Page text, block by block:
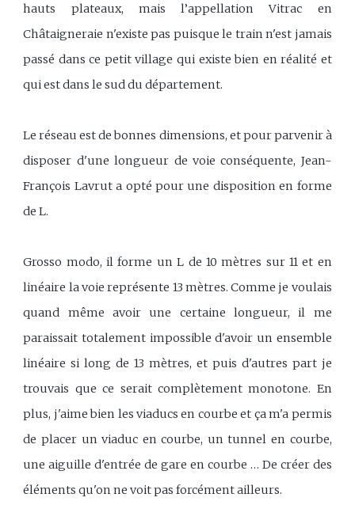
hauts plateaux, mais l’appellation Vitrac en
Châtaigneraie n'existe pas puisque le train n'est jamais
passé dans ce petit village qui existe bien en réalité et
qui est dans le sud du département.
Le réseau est de bonnes dimensions, et pour parvenir à
disposer d'une longueur de voie conséquente, Jean-
François Lavrut a opté pour une disposition en forme
de L.
Grosso modo, il forme un L de 10 mètres sur 11 et en
linéaire la voie représente 13 mètres. Comme je voulais
quand même avoir une certaine longueur, il me
paraissait totalement impossible d'avoir un ensemble
linéaire si long de 13 mètres, et puis d'autres part je
trouvais que ce serait complètement monotone. En
plus, j'aime bien les viaducs en courbe et ça m'a permis
de placer un viaduc en courbe, un tunnel en courbe,
une aiguille d'entrée de gare en courbe … De créer des
éléments qu'on ne voit pas forcément ailleurs.